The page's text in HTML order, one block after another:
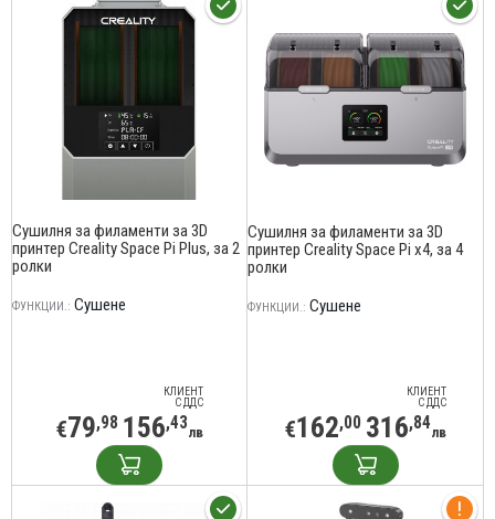
Сушилня за филаменти за 3D
принтер Creality Space Pi Plus, за 2
ролки
ФУНКЦИИ.: Сушене
КЛИЕНТ
С ДДС
€79,98 156,43лв
Сушилня за филаменти за 3D
принтер Creality Space Pi x4, за 4
ролки
ФУНКЦИИ.: Сушене
КЛИЕНТ
С ДДС
€162,00 316,84лв